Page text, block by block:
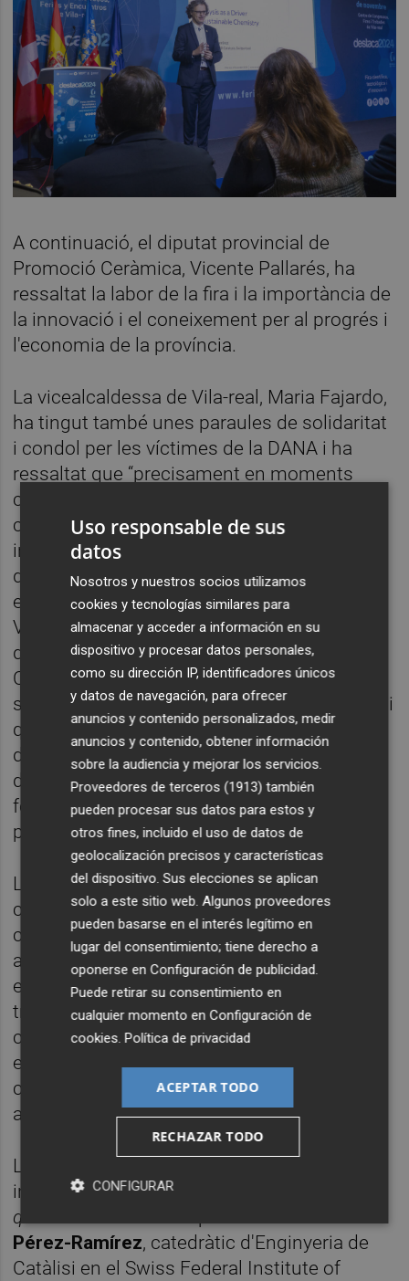
A continuació, el diputat provincial de
Promoció Ceràmica, Vicente Pallarés, ha
ressaltat la labor de la fira i la importància de
la innovació i el coneixement per al progrés i
l'economia de la província.
La vicealcaldessa de Vila-real, Maria Fajardo,
ha tingut també unes paraules de solidaritat
i condol per les víctimes de la DANA i ha
ressaltat que “precisament en moments
com estos resulta evident la necessitat de
continuar apostant per la ciència, la
innovació i la tecnologia, que ens poden
donar respostes per a gestionar i previndre
estes catàstrofes”. Fajardo ha incidit en què
Vila-real va ser pionera a la província fa més
de 10 anys a convertir-se en Ciutat de la
Ciència i la Innovació, “un camí al qual s'han
sumat més municipis de la nostra província i
que hem recorregut de la mà de la Càtedra
d'Innovació Ceràmica de l'UJI, centres
d'investigació, empreses i institucions per a
fomentar un ecosistema innovador que
permeta el progrés social i econòmic”.
La vicealcaldessa ha agraït el treball de la
càtedra, amb el seu director Juan Carda al
capdavant, i ha ressaltat que després de 10
anys, Fira Destaca “s'ha consolidat com un
esdeveniment de referència per a facilitar la
transferència científica, tecnològica i el
coneixement des de la universitat al teixit
empresarial i també per a despertar l'interés
científic en entre els nostres joves i formar
als científics del futur”.
L'acte s'ha tancat amb la conferència
inauguralLa catàlisi com a motor de la
química xostenible
Pérez-Ramírez, catedràtic d'Enginyeria de
Catàlisi en el Swiss Federal Institute of
Uso responsable de sus
datos
Nosotros y nuestros socios utilizamos
cookies y tecnologías similares para
almacenar y acceder a información en su
dispositivo y procesar datos personales,
como su dirección IP, identificadores únicos
y datos de navegación, para ofrecer
anuncios y contenido personalizados, medir
anuncios y contenido, obtener información
sobre la audiencia y mejorar los servicios.
Proveedores de terceros (1913) también
pueden procesar sus datos para estos y
otros fines, incluido el uso de datos de
geolocalización precisos y características
del dispositivo. Sus elecciones se aplican
solo a este sitio web. Algunos proveedores
pueden basarse en el interés legítimo en
lugar del consentimiento; tiene derecho a
oponerse enConfiguración de publicidad.
Puede retirar su consentimiento en
cualquier momento enConfiguración de
cookies.Política de privacidad
ACEPTAR TODO
RECHAZAR TODO
CONFIGURAR